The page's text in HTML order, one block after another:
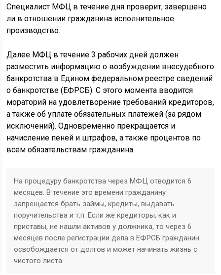
Специалист МФЦ в течение дня проверит, завершено
ли в отношении гражданина исполнительное
производство.
Далее МФЦ в течение 3 рабочих дней должен
разместить информацию о возбуждении внесудебного
банкротства в Едином федеральном реестре сведений
о банкротстве (ЕФРСБ). С этого момента вводится
мораторий на удовлетворение требований кредиторов,
а также об уплате обязательных платежей (за рядом
исключений). Одновременно прекращается и
начисление пеней и штрафов, а также процентов по
всем обязательствам гражданина.
На процедуру банкротства через МФЦ отводится 6
месяцев. В течение это времени гражданину
запрещается брать займы, кредиты, выдавать
поручительства и т.п. Если же кредиторы, как и
приставы, не нашли активов у должника, то через 6
месяцев после регистрации дела в ЕФРСБ гражданин
освобождается от долгов и может начинать жизнь с
чистого листа.